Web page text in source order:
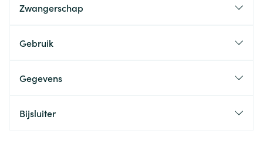
Zwangerschap
Gebruik
Gegevens
Bijsluiter